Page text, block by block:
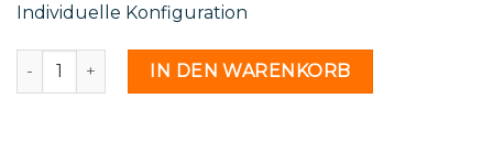
Individuelle Konfiguration
MUSTER Shop St 02 16e - 2185377 Menge
IN DEN WARENKORB